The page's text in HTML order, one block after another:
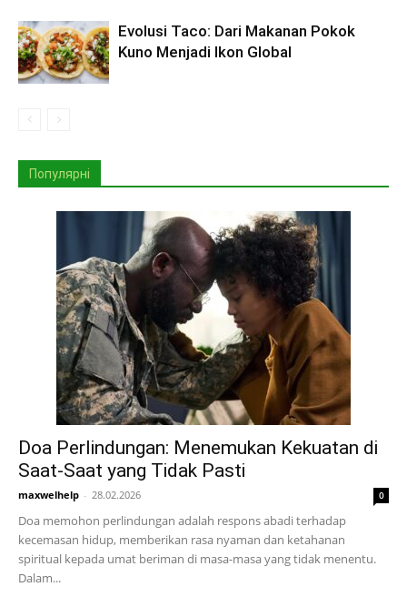
Evolusi Taco: Dari Makanan Pokok
Kuno Menjadi Ikon Global
Популярні
Doa Perlindungan: Menemukan Kekuatan di
Saat-Saat yang Tidak Pasti
maxwelhelp - 28.02.2026 0
Doa memohon perlindungan adalah respons abadi terhadap
kecemasan hidup, memberikan rasa nyaman dan ketahanan
spiritual kepada umat beriman di masa-masa yang tidak menentu.
Dalam...